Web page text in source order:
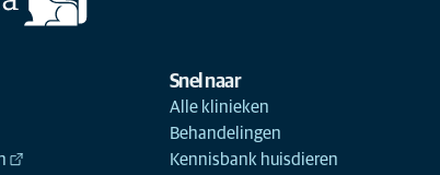
Snel naar
Alle klinieken
Behandelingen
Kennisbank huisdieren